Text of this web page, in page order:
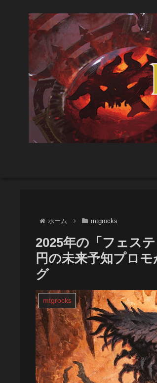
ホーム mtgrocks
2025年の「フェス
円の未来予知プロ
グ
mtgrocks